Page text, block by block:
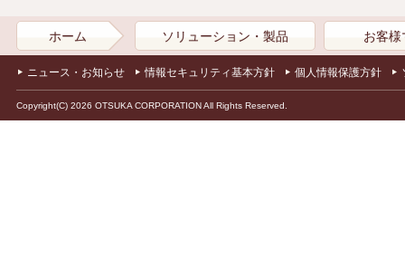
ホーム ソリューション・製品 お客様
ニュース・お知らせ 情報セキュリティ基本方針 個人情報保護方針
Copyright(C) 2026 OTSUKA CORPORATION All Rights Reserved.